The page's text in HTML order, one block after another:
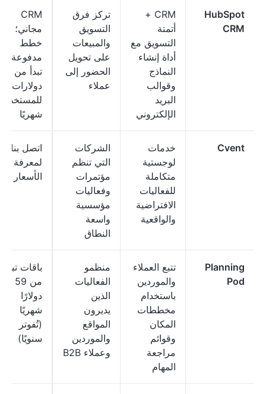
HubSpot
CRM
CRM +
أتمتة
التسويق مع
أداة إنشاء
النماذج
وقوالب
البريد
الإلكتروني
تركز فرق
التسويق
والمبيعات
على تحويل
الحضور إلى
عملاء
CRM
مجاني؛
خطط
مدفوعة
دولارات
للمستخدم
شهريًا
Cvent
خدمات
لوجستية
متكاملة
للفعاليات
الافتراضية
والواقعية
الشركات
التي تنظم
مؤتمرات
وفعاليات
مؤسسية
واسعة
النطاق
اتصل بنا
لمعرفة
الأسعار
Planning
Pod
تتبع العملاء
والموردين
باستخدام
مخططات
المكان
وقوائم
مراجعة
المهام
منظمو
الفعاليات
الذين
يديرون
المواقع
والموردين
وعملاء B2B
باقات تبدأ
من 59
دولارًا
شهريًا
(تُفوتر
سنويًا)